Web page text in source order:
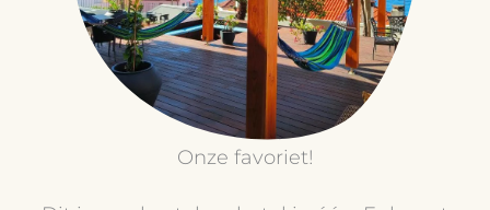
Onze favoriet!